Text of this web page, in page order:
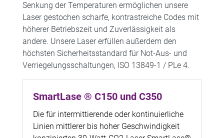
Senkung der Temperaturen ermöglichen unsere
Laser gestochen scharfe, kontrastreiche Codes mit
höherer Betriebszeit und Zuverlässigkeit als
andere. Unsere Laser erfüllen außerdem den
höchsten Sicherheitsstandard für Not-Aus- und
Verriegelungsschaltungen, ISO 13849-1 / PLe 4.
SmartLase ® C150 und C350
Die für intermittierende oder kontinuierliche
Linien mittlerer bis hoher Geschwindigkeit